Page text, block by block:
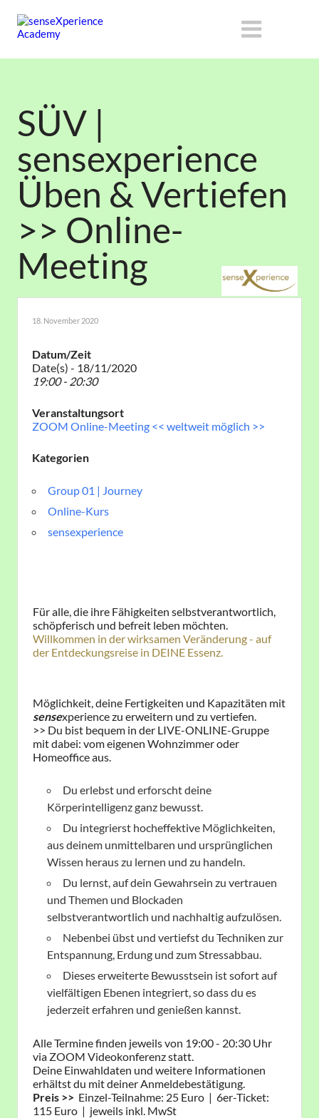
SÜV |
sensexperience
Üben & Vertiefen
>> Online-
Meeting
18. November 2020
Datum/Zeit
Date(s) - 18/11/2020
19:00 - 20:30
Veranstaltungsort
ZOOM Online-Meeting << weltweit möglich >>
Kategorien
Group 01 | Journey
Online-Kurs
sensexperience
​Für alle, die ihre Fähigkeiten selbstverantwortlich,
schöpferisch und befreit leben möchten.
Willkommen in der wirksamen Veränderung - auf
der Entdeckungsreise in DEINE Essenz.
Möglichkeit, deine Fertigkeiten und Kapazitäten mit
sensexperience zu erweitern und zu vertiefen.
>> Du bist bequem in der LIVE-ONLINE-Gruppe​
mit dabei: vom eigenen Wohnzimmer oder
Homeoffice ​aus.
Du erlebst und erforscht deine
Körperintelligenz ganz bewusst.
Du integrierst hocheffektive Möglichkeiten,
aus deinem unmittelbaren und ursprünglichen
Wissen heraus zu lernen und zu handeln.
Du lernst, auf dein Gewahrsein zu vertrauen
und Themen und Blockaden
selbstverantwortlich und nachhaltig aufzulösen.
Nebenbei übst und vertiefst du Techniken zur
Entspannung, Erdung und zum Stressabbau.
Dieses erweiterte Bewusstsein ist sofort auf
vielfältigen Ebenen integriert, so dass du es
jederzeit erfahren und genießen kannst.
Alle Termine finden jeweils von 19:00 - 20:30 Uhr ​
via ZOOM Videokonferenz statt.
Deine Einwahldaten und weitere Informationen
erhältst du mit deiner Anmeldebestätigung.
Preis >> Einzel-Teilnahme: 25 Euro | ​6er-Ticket:
115 Euro | jeweils inkl. MwSt